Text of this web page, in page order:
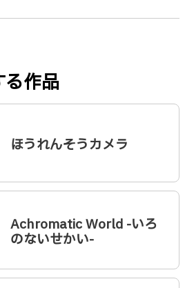
る作品
ほうれんそうカメラ
Achromatic World -いろ
のないせかい-